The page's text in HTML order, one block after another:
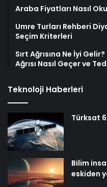
Araba Fiyatları Nasıl
Umre Turları Rehberi
Seçim Kriterleri
Sırt Ağrısına Ne İyi
Ağrısı Nasıl Geçer ve
Teknoloji Haberleri
Türksat
Bilim
eskiden